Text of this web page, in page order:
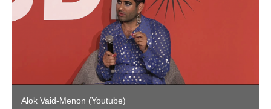
Alok Vaid-Menon (Youtube)